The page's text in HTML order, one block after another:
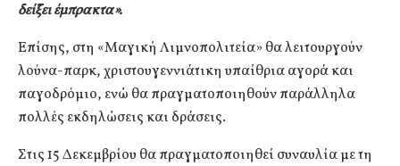
δείξει έμπρακτα».
Επίσης, στη «Μαγική Λιμνοπολιτεία» θα λειτουργούν
λούνα-παρκ, χριστουγεννιάτικη υπαίθρια αγορά και
παγοδρόμιο, ενώ θα πραγματοποιηθούν παράλληλα
πολλές εκδηλώσεις και δράσεις.
Στις 15 Δεκεμβρίου θα πραγματοποιηθεί συναυλία με τη